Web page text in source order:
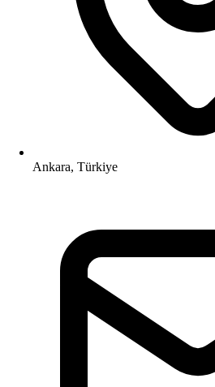
Ankara, Türkiye